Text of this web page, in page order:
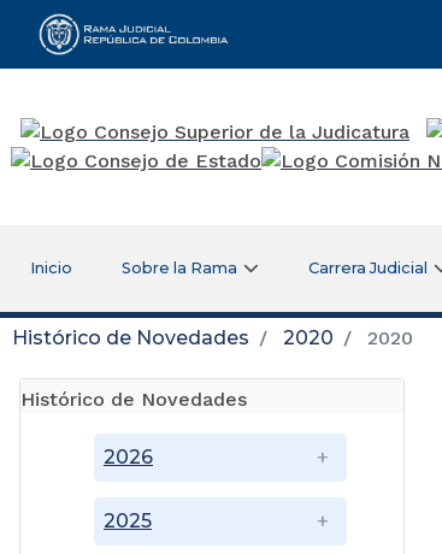
Rama Judicial
Inicio Sobre la Rama Carrera Judicial
Histórico de Novedades 2020 2020
Histórico de Novedades
2025
2026